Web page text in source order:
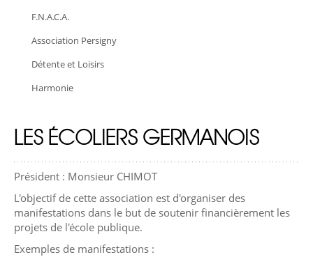
F.N.A.C.A.
Association Persigny
Détente et Loisirs
Harmonie
LES ÉCOLIERS GERMANOIS
Président : Monsieur CHIMOT
L'objectif de cette association est d'organiser des
manifestations dans le but de soutenir financièrement les
projets de l'école publique.
Exemples de manifestations :